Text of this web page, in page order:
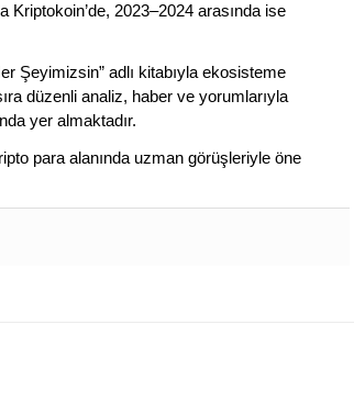
Kriptokoin’de, 2023–2024 arasında ise
Şeyimizsin” adlı kitabıyla ekosisteme
düzenli analiz, haber ve yorumlarıyla
yer almaktadır.
para alanında uzman görüşleriyle öne